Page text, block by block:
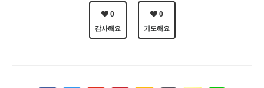
0
감사해요
0
기도해요